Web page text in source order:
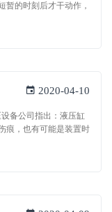
暂的时刻后才干动作，
2020-04-10
备公司指出：液压缸
痕，也有可能是装置时